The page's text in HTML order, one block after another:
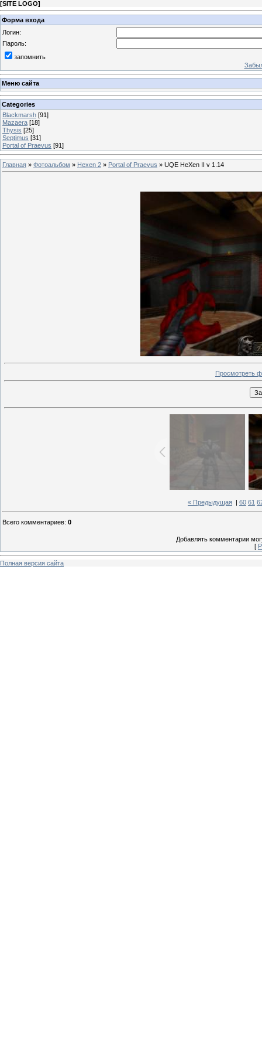
[SITE LOGO]
Форма входа
Логин:
Пароль:
запомнить
Меню сайта
Categories
Blackmarsh [91]
Mazaera [18]
Thysis [25]
Septimus [31]
Portal of Praevus [91]
Главная » Фотоальбом » Hexen 2 » Portal of Praevus » UQE HeXen II v 1.14
Просмотреть
« Предыдущая 60 61
Всего комментариев: 0
Добавлять комментарии
[
Полная версия сайта